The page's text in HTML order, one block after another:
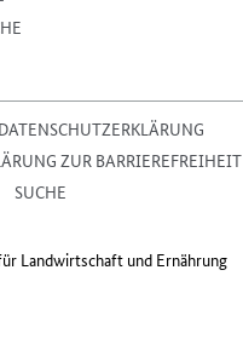
DATENSCHUTZERKLÄRUNG
ZUR BARRIEREFREIHEIT
SUCHE
Landwirtschaft und Ernährung